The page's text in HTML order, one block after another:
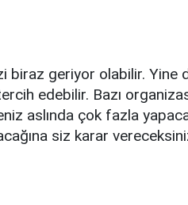
biraz geriyor olabilir. Yine
edebilir. Bazı
aslında çok fazla
siz karar